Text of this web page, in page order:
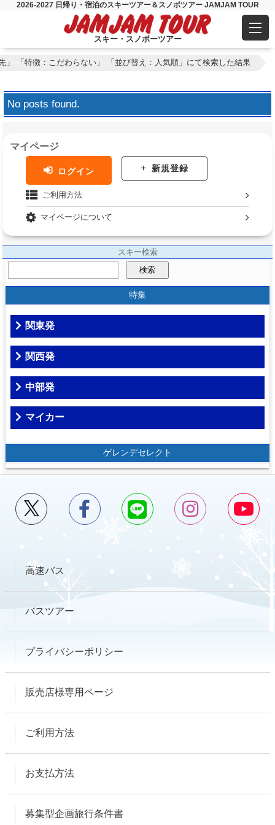
2026-2027 日帰り・宿泊のスキーツアー＆スノボツアー JAMJAM TOUR
スキー・スノボーツアー
「特徴：こだわらない」 「並び替え：人気順」にて検索した結果
No posts found.
マイページ
ログイン 新規登録
ご利用方法
マイページについて
スキー検索
検索
特集
関東発
関西発
中部発
マイカー
ゲレンデセレクト
高速バス
バスツアー
プライバシーポリシー
販売店様専用ページ
ご利用方法
お支払方法
募集型企画旅行条件書